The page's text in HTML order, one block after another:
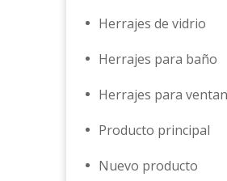
Herrajes de vidrio
Herrajes para baño
Herrajes para
Producto principal
Nuevo producto